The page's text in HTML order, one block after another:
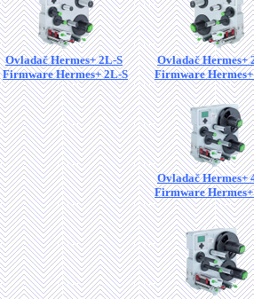
Ovladač Hermes+ 2L-S
Firmware Hermes+ 2L-S
Ovladač Hermes+
Firmware Hermes+
Ovladač Hermes+
Firmware